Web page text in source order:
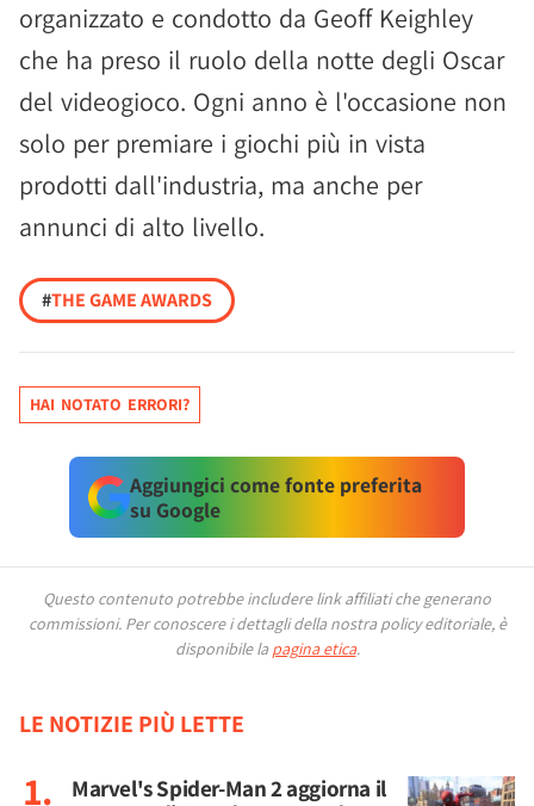
organizzato e condotto da Geoff Keighley
che ha preso il ruolo della notte degli Oscar
del videogioco. Ogni anno è l'occasione non
solo per premiare i giochi più in vista
prodotti dall'industria, ma anche per
annunci di alto livello.
#THE GAME AWARDS
HAI NOTATO ERRORI?
Aggiungici come fonte preferita
su Google
Questo contenuto potrebbe includere link affiliati che generano
commissioni. Per conoscere i dettagli della nostra policy editoriale, è
disponibile la pagina etica.
LE NOTIZIE PIÙ LETTE
Marvel's Spider-Man 2 aggiorna il